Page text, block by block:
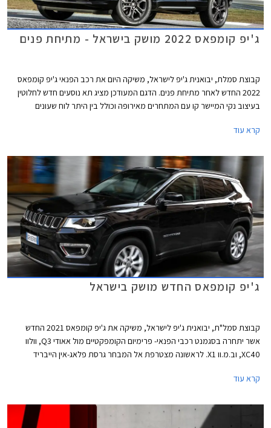
ג'יפ קומפאס 2022 מושק בישראל - מתיחת פנים
קבוצת סמלת, יבואנית ג'יפ לישראל, משיקה היום את רכב הפנאי ג'יפ קומפאס
2022 החדש לאחר מתיחת פנים. הדגם המעודכן מציג תא נוסעים חדש לחלוטין
בעיצוב נקי המיישר קו עם המתחרים מאירופה וכולל בין היתר לוח שעונים
שלוש ביחס לדגם הקודם, ורמת גימור גבוהה יותר הודות לדיפונים חדשים וחומרים
עם פנסי לד חדשים.
קרא עוד
ג'יפ קומפאס החדש מושק בישראל
קבוצת סמל"ת, יבואנית ג'יפ לישראל, משיקה את ג'יפ קומפאס 2021 החדש
אשר יתחרה בסגמנט רכבי הפנאי- פרימיום הקומפקטיים מול אאודי Q3, וולוו
XC40, וב.מ.וו X1. לראשונה מצטרפת אל המבחר גרסת פלאג-אין הייבריד
קרא עוד